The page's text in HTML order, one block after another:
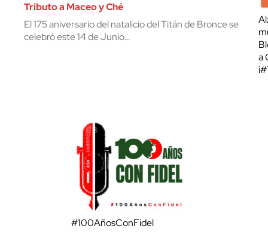
Tributo a Maceo y Ché
El 175 aniversario del natalicio del Titán de Bronce se
celebró este 14 de Junio…
a
#100AñosConFidel